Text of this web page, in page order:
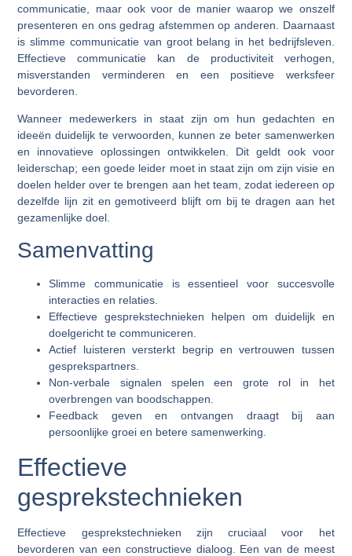
communicatie, maar ook voor de manier waarop we onszelf
presenteren en ons gedrag afstemmen op anderen. Daarnaast
is slimme communicatie van groot belang in het bedrijfsleven.
Effectieve communicatie kan de productiviteit verhogen,
misverstanden verminderen en een positieve werksfeer
bevorderen.
Wanneer medewerkers in staat zijn om hun gedachten en
ideeën duidelijk te verwoorden, kunnen ze beter samenwerken
en innovatieve oplossingen ontwikkelen. Dit geldt ook voor
leiderschap; een goede leider moet in staat zijn om zijn visie en
doelen helder over te brengen aan het team, zodat iedereen op
dezelfde lijn zit en gemotiveerd blijft om bij te dragen aan het
gezamenlijke doel.
Samenvatting
Slimme communicatie is essentieel voor succesvolle
interacties en relaties.
Effectieve gesprekstechnieken helpen om duidelijk en
doelgericht te communiceren.
Actief luisteren versterkt begrip en vertrouwen tussen
gesprekspartners.
Non-verbale signalen spelen een grote rol in het
overbrengen van boodschappen.
Feedback geven en ontvangen draagt bij aan
persoonlijke groei en betere samenwerking.
Effectieve
gesprekstechnieken
Effectieve gesprekstechnieken zijn cruciaal voor het
bevorderen van een constructieve dialoog. Een van de meest